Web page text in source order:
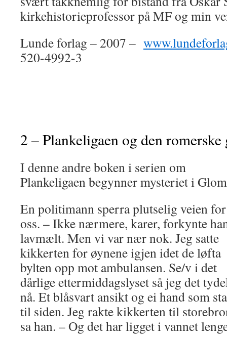
kirkehistorieprofessor på MF og min
Lunde forlag – 2007 –
520-4992-3
2 – Plankeligaen og den romerske
I denne andre boken i serien om
Plankeligaen begynner mysteriet i
En politimann sperra plutselig veien for
oss. – Ikke nærmere, karer, forkynte
lavmælt. Men vi var nær nok. Jeg satte
kikkerten for øynene igjen idet de løfta
bylten opp mot ambulansen. Se/v i det
dårlige ettermiddagslyset så jeg det
nå. Et blåsvart ansikt og ei hand som
til siden. Jeg rakte kikkerten til
sa han. – Og det har ligget i vannet